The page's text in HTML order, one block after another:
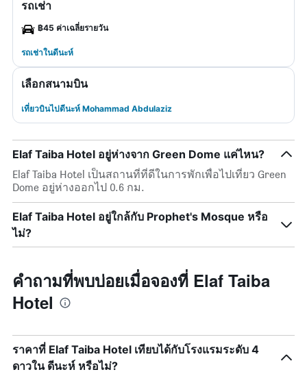
รถเช่า
฿45 ค่าเฉลี่ยรายวัน
รถเช่าในดีนะห์
เลือกสนามบิน
เที่ยวบินไปดีนะห์ Mohammad Abdulaziz
Elaf Taiba Hotel อยู่ห่างจาก Green Dome แค่ไหน?
Elaf Taiba Hotel เป็นสถานที่ที่ดีในการพักเพื่อไปเที่ยว Green
Dome อยู่ห่างออกไป 0.6 กม.
Elaf Taiba Hotel อยู่ใกล้กับ Prophet's Mosque หรือ
ไม่?
คำถามที่พบบ่อยเมื่อจองที่ Elaf Taiba
Hotel
ราคาที่ Elaf Taiba Hotel เทียบได้กับโรงแรมระดับ 4
ดาวใน ดีนะห์ หรือไม่?